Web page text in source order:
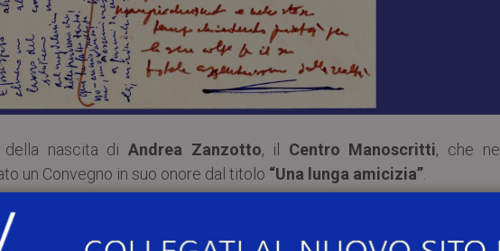
della nascita diAndrea Zanzotto, il Centro Manoscritti, che ne
un Convegno in suo onore dal titolo “Una lunga amicizia”
di Gianfranca Lavezzi, interverranno in streaming.